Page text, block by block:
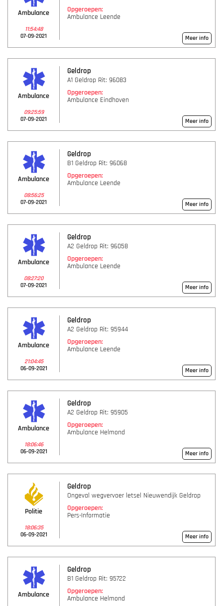
Ambulance
11:54:48
07-09-2021
Opgeroepen:
Ambulance Leende
Meer info
Ambulance
09:25:59
07-09-2021
Geldrop
A1 Geldrop Rit: 96083
Opgeroepen:
Ambulance Eindhoven
Meer info
Ambulance
08:56:25
07-09-2021
Geldrop
B1 Geldrop Rit: 96068
Opgeroepen:
Ambulance Leende
Meer info
Ambulance
08:27:20
07-09-2021
Geldrop
A2 Geldrop Rit: 96058
Opgeroepen:
Ambulance Leende
Meer info
Ambulance
21:04:45
06-09-2021
Geldrop
A2 Geldrop Rit: 95944
Opgeroepen:
Ambulance Leende
Meer info
Ambulance
18:06:46
06-09-2021
Geldrop
A2 Geldrop Rit: 95905
Opgeroepen:
Ambulance Helmond
Meer info
Politie
18:06:35
06-09-2021
Geldrop
Ongeval wegvervoer letsel Nieuwendijk Geldrop
Opgeroepen:
Pers-Informatie
Meer info
Ambulance
Geldrop
B1 Geldrop Rit: 95722
Opgeroepen:
Ambulance Helmond